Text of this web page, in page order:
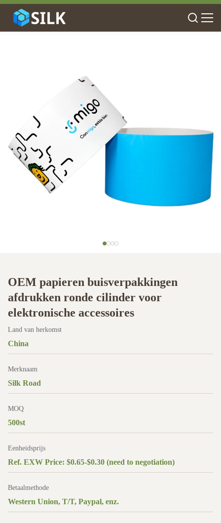
OEM papieren buisverpakkingen
afdrukken ronde cilinder voor
elektronische accessoires
Land van herkomst
China
Merknaam
Silk Road
MOQ
500st
Eenheidsprijs
Ref. EXW Price: $0.65-$0.30 (need to negotiation)
Betaalmethode
Western Union, T/T, Paypal, enz.